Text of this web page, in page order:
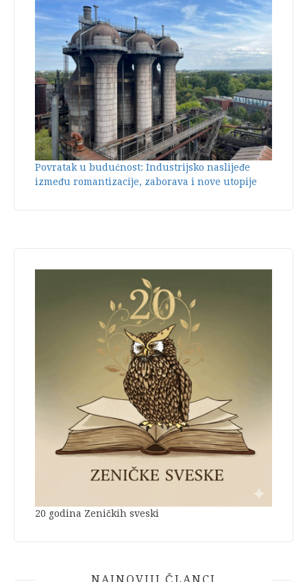
Povratak u budućnost: Industrijsko naslijeđe
između romantizacije, zaborava i nove utopije
20 godina Zeničkih sveski